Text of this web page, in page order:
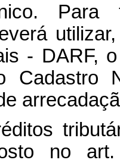
- DARF,
Cadastro
no